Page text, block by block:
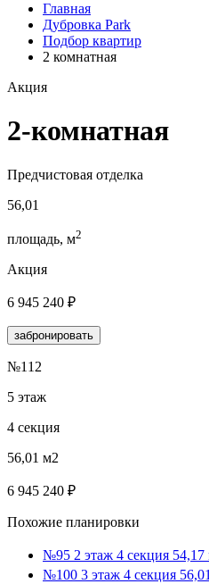
Главная
Дубровка Park
Подбор квартир
2 комнатная
Акция
2-комнатная
Предчистовая отделка
56,01
площадь, м2
Акция
6 945 240 ₽
забронировать
№112
5 этаж
4 секция
56,01 м2
6 945 240 ₽
Похожие планировки
№95 2 этаж 4 секция 54,17
№100 3 этаж 4 секция